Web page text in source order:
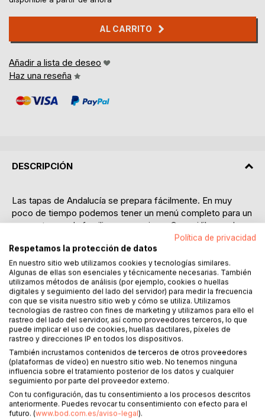
AL CARRITO
Añadir a lista de deseo
Haz una reseña
DESCRIPCIÓN
Las tapas de Andalucía se prepara fácilmente. En muy
poco de tiempo podemos tener un menú completo para un
encuentro con la familia o con amigos. Con mi libro yo les
mostraré cómo se prepara las tapas vegetarianas, los
platos de pescado y de mariscos, los guisos y los postres
y bizcochos más típicos de Andalucía. En mi guía culinario
encontrará mis propias pinturas a la acuarela de la comida y
de los ingredientes como del pescado y de la verdura. El
libro es bilingüe (español/alemán).
Die aus Andalusien bekannten Tapas sind ganz einfach und
schnell aufgetischt. Im Nu haben Sie ein paar der
köstlichen Speisen für ein Treffen mit Ihrer Familie oder mit
Freunden gekocht. Mit meinem Buch zeige ich Ihnen, wie
Sie vegetarische Tapas, Fischgerichte und Meeresfrüchte,
Eintöpfe sowie typische Nachtische und Kuchen aus
Andalusien zubereiten. In meinem kulinarischen Führer habe
ich die Speisen und Zutaten wie Fische und Gemüse mit
Política de privacidad
Respetamos la protección de datos
En nuestro sitio web utilizamos cookies y tecnologías similares.
Algunas de ellas son esenciales y técnicamente necesarias. También
utilizamos métodos de análisis (por ejemplo, cookies o huellas
digitales y seguimiento del lado del servidor) para medir la frecuencia
con que se visita nuestro sitio web y cómo se utiliza. Utilizamos
tecnologías de rastreo con fines de marketing y utilizamos para ello el
rastreo del lado del servidor, así como proveedores terceros, lo que
puede implicar el uso de cookies, huellas dactilares, píxeles de
rastreo y direcciones IP en todos los dispositivos.
También incrustamos contenidos de terceros de otros proveedores
(plataformas de vídeo) en nuestro sitio web. No tenemos ninguna
influencia sobre el tratamiento posterior de los datos y cualquier
seguimiento por parte del proveedor externo.
Con tu configuración, das tu consentimiento a los procesos descritos
anteriormente. Puedes revocar tu consentimiento con efecto para el
futuro. (www.bod.com.es/aviso-legal).